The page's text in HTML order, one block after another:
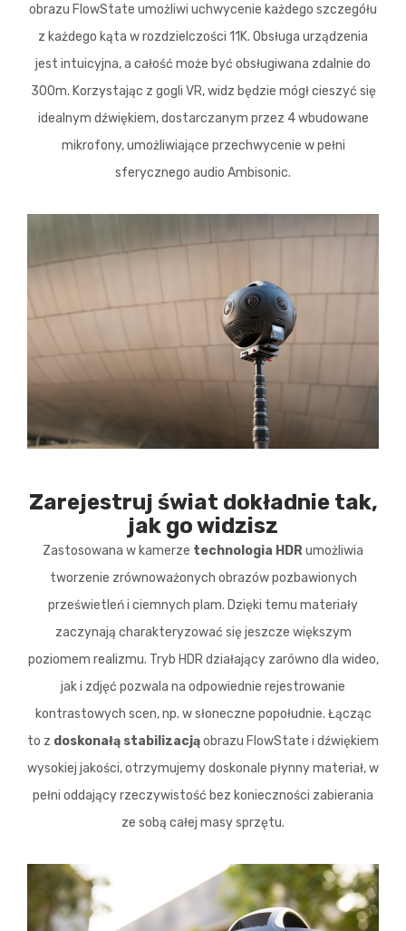
obrazu FlowState umożliwi uchwycenie każdego szczegółu
z każdego kąta w rozdzielczości 11K. Obsługa urządzenia
jest intuicyjna, a całość może być obsługiwana zdalnie do
300m. Korzystając z gogli VR, widz będzie mógł cieszyć się
idealnym dźwiękiem, dostarczanym przez 4 wbudowane
mikrofony, umożliwiające przechwycenie w pełni
sferycznego audio Ambisonic.
Zarejestruj świat dokładnie tak,
jak go widzisz
Zastosowana w kamerze technologia HDRumożliwia
tworzenie zrównoważonych obrazów pozbawionych
prześwietleń i ciemnych plam. Dzięki temu materiały
zaczynają charakteryzować się jeszcze większym
poziomem realizmu. Tryb HDR działający zarówno dla wideo,
jak i zdjęć pozwala na odpowiednie rejestrowanie
kontrastowych scen, np. w słoneczne popołudnie. Łącząc
to z doskonałą stabilizacjąobrazu FlowState i dźwiękiem
wysokiej jakości, otrzymujemy doskonale płynny materiał, w
pełni oddający rzeczywistość bez konieczności zabierania
ze sobą całej masy sprzętu.